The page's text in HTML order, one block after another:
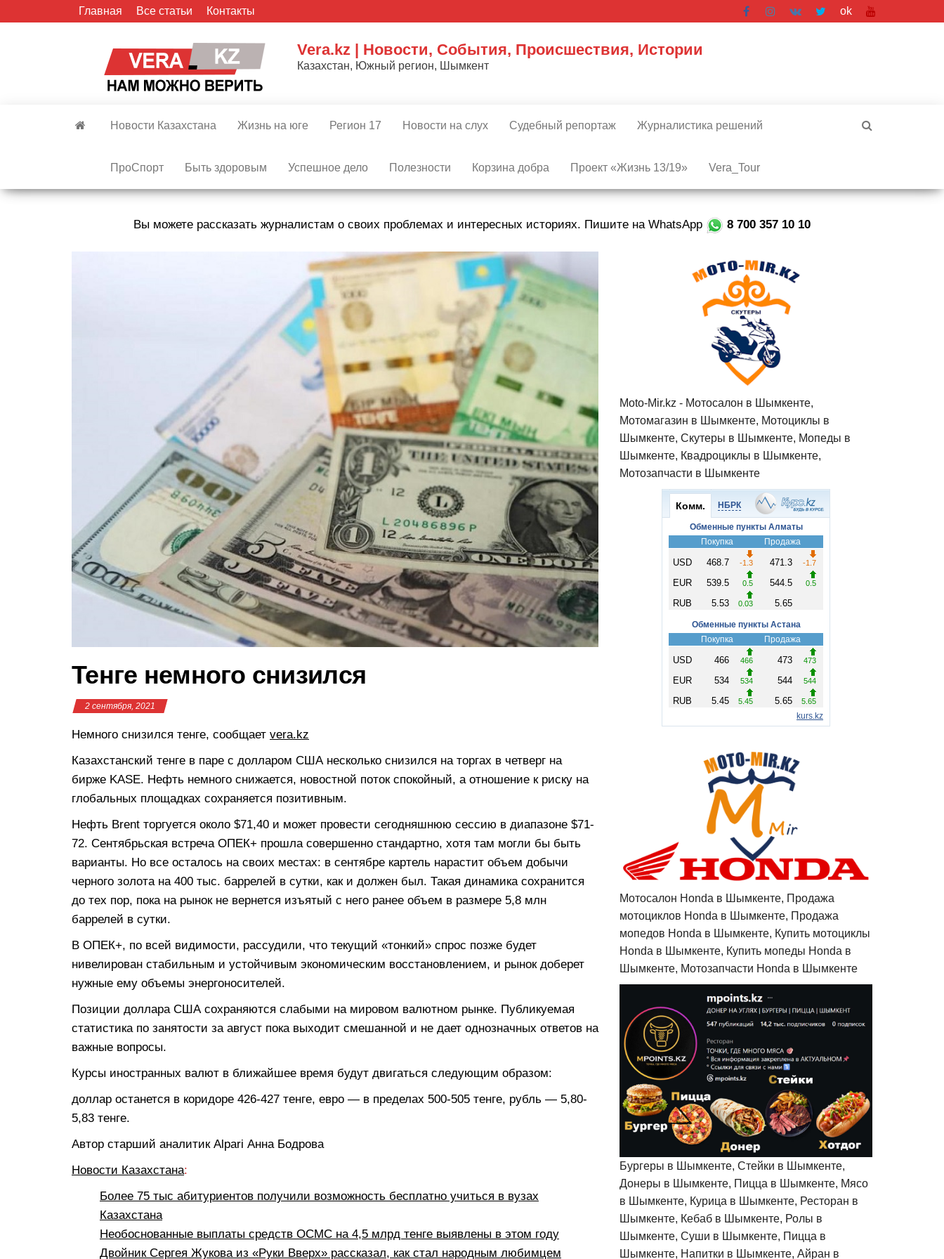
Главная Все статьи Контакты ok
Vera.kz | Новости, События, Происшествия, Истории
Казахстан, Южный регион, Шымкент
Новости Казахстана Жизнь на юге Регион 17 Новости на слух Судебный репортаж Журналистика решений
ПроСпорт Быть здоровым Успешное дело Полезности Корзина добра Проект «Жизнь 13/19» Vera_Tour
Вы можете рассказать журналистам о своих проблемах и интересных историях. Пишите на WhatsApp 8 700 357 10 10
Тенге немного снизился
2 сентября, 2021
Немного снизился тенге, сообщает vera.kz
Казахстанский тенге в паре с долларом США несколько снизился на торгах в четверг на
бирже KASE. Нефть немного снижается, новостной поток спокойный, а отношение к риску на
глобальных площадках сохраняется позитивным.
Нефть Brent торгуется около $71,40 и может провести сегодняшнюю сессию в диапазоне $71-
72. Сентябрьская встреча ОПЕК+ прошла совершенно стандартно, хотя там могли бы быть
варианты. Но все осталось на своих местах: в сентябре картель нарастит объем добычи
черного золота на 400 тыс. баррелей в сутки, как и должен был. Такая динамика сохранится
до тех пор, пока на рынок не вернется изъятый с него ранее объем в размере 5,8 млн
баррелей в сутки.
В ОПЕК+, по всей видимости, рассудили, что текущий «тонкий» спрос позже будет
нивелирован стабильным и устойчивым экономическим восстановлением, и рынок доберет
нужные ему объемы энергоносителей.
Позиции доллара США сохраняются слабыми на мировом валютном рынке. Публикуемая
статистика по занятости за август пока выходит смешанной и не дает однозначных ответов на
важные вопросы.
Курсы иностранных валют в ближайшее время будут двигаться следующим образом:
доллар останется в коридоре 426-427 тенге, евро — в пределах 500-505 тенге, рубль — 5,80-
5,83 тенге.
Автор старший аналитик Alpari Анна Бодрова
Новости Казахстана:
Более 75 тыс абитуриентов получили возможность бесплатно учиться в вузах
Казахстана
Необоснованные выплаты средств ОСМС на 4,5 млрд тенге выявлены в этом году
Двойник Сергея Жукова из «Руки Вверх» рассказал, как стал народным любимцем
Moto-Mir.kz - Мотосалон в Шымкенте,
Мотомагазин в Шымкенте, Мотоциклы в
Шымкенте, Скутеры в Шымкенте, Мопеды в
Шымкенте, Квадроциклы в Шымкенте,
Мотозапчасти в Шымкенте
Мотосалон Honda в Шымкенте, Продажа
мотоциклов Honda в Шымкенте, Продажа
мопедов Honda в Шымкенте, Купить мотоциклы
Honda в Шымкенте, Купить мопеды Honda в
Шымкенте, Мотозапчасти Honda в Шымкенте
Бургеры в Шымкенте, Стейки в Шымкенте,
Донеры в Шымкенте, Пицца в Шымкенте, Мясо
в Шымкенте, Курица в Шымкенте, Ресторан в
Шымкенте, Кебаб в Шымкенте, Ролы в
Шымкенте, Суши в Шымкенте, Пицца в
Шымкенте, Напитки в Шымкенте, Айран в